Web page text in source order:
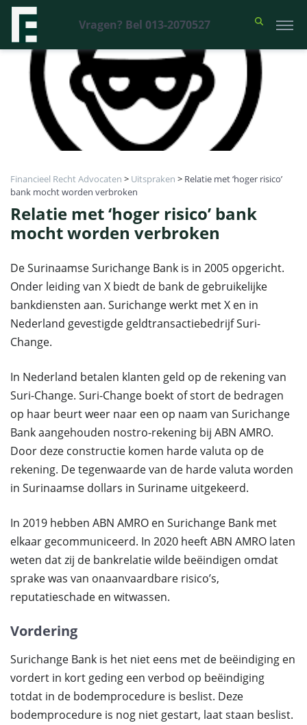
Vragen? Bel 013-2070527
Financieel Recht Advocaten > Uitspraken > Relatie met ‘hoger risico’
bank mocht worden verbroken
Relatie met ‘hoger risico’ bank
mocht worden verbroken
De Surinaamse Surichange Bank is in 2005 opgericht.
Onder leiding van X biedt de bank de gebruikelijke
bankdiensten aan. Surichange werkt met X en in
Nederland gevestigde geldtransactiebedrijf Suri-
Change.
In Nederland betalen klanten geld op de rekening van
Suri-Change. Suri-Change boekt of stort de bedragen
op haar beurt weer naar een op naam van Surichange
Bank aangehouden nostro-rekening bij ABN AMRO.
Door deze constructie komen harde valuta op de
rekening. De tegenwaarde van de harde valuta worden
in Surinaamse dollars in Suriname uitgekeerd.
In 2019 hebben ABN AMRO en Surichange Bank met
elkaar gecommuniceerd. In 2020 heeft ABN AMRO laten
weten dat zij de bankrelatie wilde beëindigen omdat
sprake was van onaanvaardbare risico’s,
reputatieschade en witwassen.
Vordering
Surichange Bank is het niet eens met de beëindiging en
vordert in kort geding een verbod op beëindiging
totdat in de bodemprocedure is beslist. Deze
bodemprocedure is nog niet gestart, laat staan beslist.